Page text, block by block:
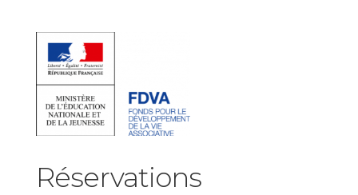
Réservations